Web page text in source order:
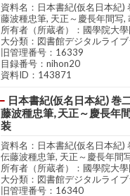
資料名：日本書紀(仮名日本紀)
藤波種忠筆, 天正～慶長年間写,
所有者（所蔵者）：國學院大
大分類：図書館デジタルライ
旧管理番号：16339
目録番号：nihon20
資料ID：143871
日本書紀(仮名日本紀) 巻
藤波種忠筆, 天正～慶長年
装
資料名：日本書紀(仮名日本紀)
伝藤波種忠筆, 天正～慶長年間
所有者（所蔵者）：國學院大
大分類：図書館デジタルライ
旧管理番号：16340